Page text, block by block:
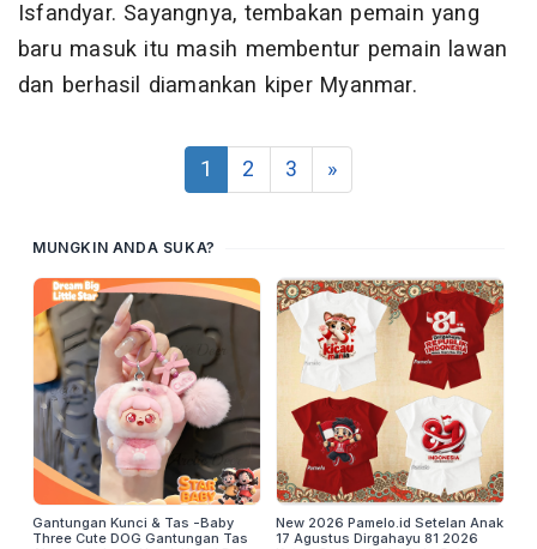
Isfandyar. Sayangnya, tembakan pemain yang
baru masuk itu masih membentur pemain lawan
dan berhasil diamankan kiper Myanmar.
1 2 3 »